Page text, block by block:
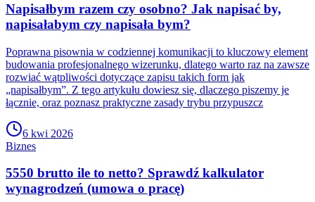
Napisałbym razem czy osobno? Jak napisać by,
napisałabym czy napisała bym?
Poprawna pisownia w codziennej komunikacji to kluczowy element
budowania profesjonalnego wizerunku, dlatego warto raz na zawsze
rozwiać wątpliwości dotyczące zapisu takich form jak
„napisałbym”. Z tego artykułu dowiesz się, dlaczego piszemy je
łącznie, oraz poznasz praktyczne zasady trybu przypuszcz
6 kwi 2026
Biznes
5550 brutto ile to netto? Sprawdź kalkulator
wynagrodzeń (umowa o pracę)